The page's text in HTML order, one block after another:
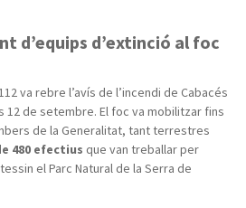
d’equips d’extinció al foc
va rebre l’avís de l’incendi de Cabacés
12 de setembre. El foc va mobilitzar fins
de la Generalitat, tant terrestres
480 efectius que van treballar per
el Parc Natural de la Serra de